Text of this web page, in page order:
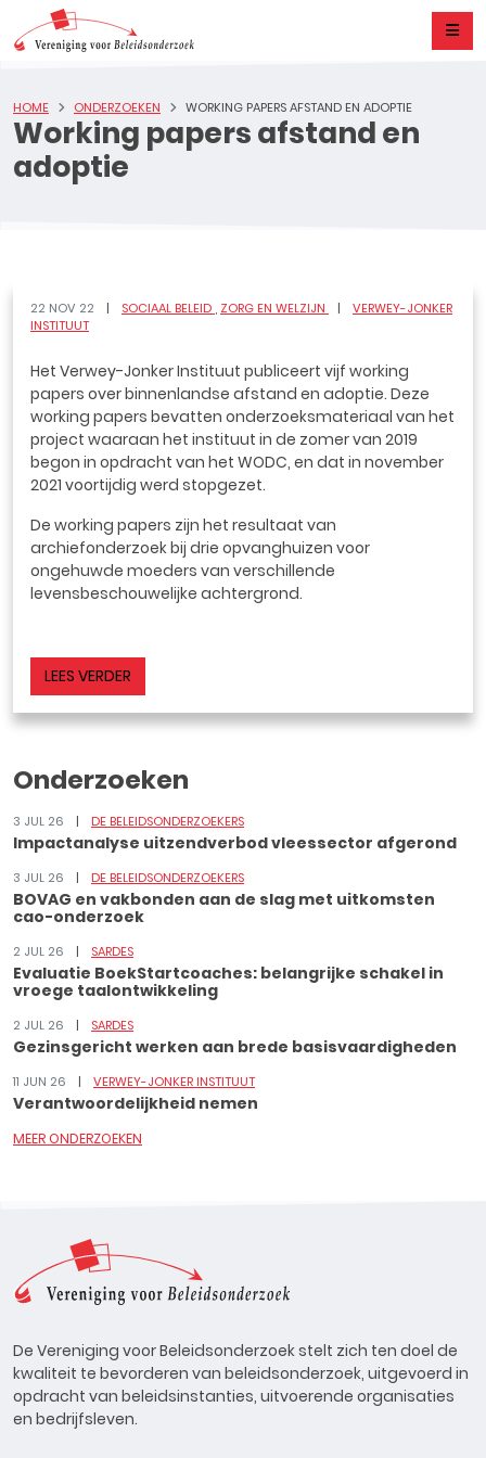
Working papers afstand en
adoptie
HOME ONDERZOEKEN WORKING PAPERS AFSTAND EN ADOPTIE
22 NOV 22 SOCIAAL BELEID ZORG EN WELZIJN
VERWEY-JONKER
INSTITUUT
Het Verwey-Jonker Instituut publiceert vijf working
papers over binnenlandse afstand en adoptie. Deze
working papers bevatten onderzoeksmateriaal van het
project waaraan het instituut in de zomer van 2019
begon in opdracht van het WODC, en dat in november
2021 voortijdig werd stopgezet.
De working papers zijn het resultaat van
archiefonderzoek bij drie opvanghuizen voor
ongehuwde moeders van verschillende
levensbeschouwelijke achtergrond.
LEES VERDER
Onderzoeken
3 JUL 26 DE BELEIDSONDERZOEKERS
Impactanalyse uitzendverbod vleessector afgerond
3 JUL 26 DE BELEIDSONDERZOEKERS
BOVAG en vakbonden aan de slag met uitkomsten
cao-onderzoek
2 JUL 26 SARDES
Evaluatie BoekStartcoaches: belangrijke schakel in
vroege taalontwikkeling
2 JUL 26 SARDES
Gezinsgericht werken aan brede basisvaardigheden
11 JUN 26 VERWEY-JONKER INSTITUUT
Verantwoordelijkheid nemen
MEER ONDERZOEKEN
De Vereniging voor Beleidsonderzoek stelt zich ten doel de
kwaliteit te bevorderen van beleidsonderzoek, uitgevoerd in
opdracht van beleidsinstanties, uitvoerende organisaties
en bedrijfsleven.